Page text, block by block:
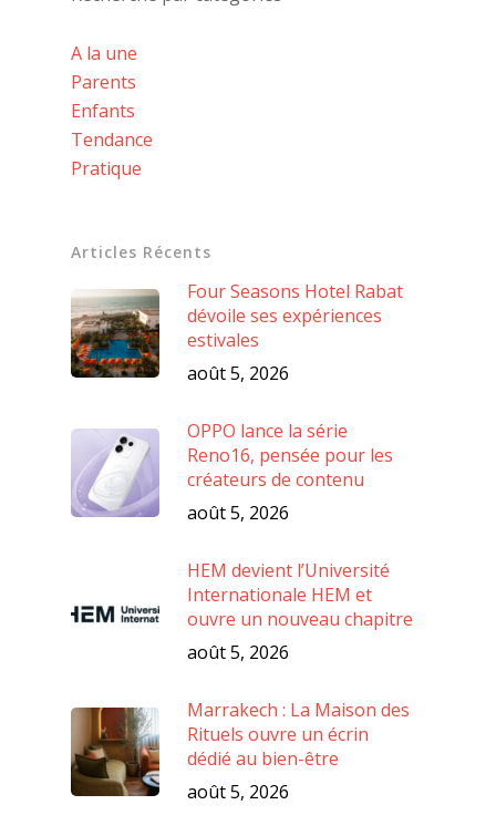
A la une
Parents
Enfants
Tendance
Pratique
Articles Récents
Four Seasons Hotel Rabat
dévoile ses expériences
estivales
août 5, 2026
OPPO lance la série
Reno16, pensée pour les
créateurs de contenu
août 5, 2026
HEM devient l’Université
Internationale HEM et
ouvre un nouveau chapitre
août 5, 2026
Marrakech : La Maison des
Rituels ouvre un écrin
dédié au bien-être
août 5, 2026